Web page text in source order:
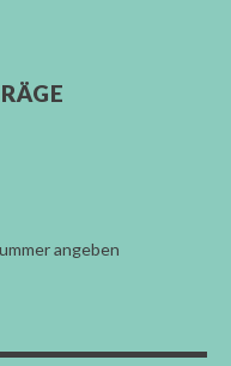
angeben